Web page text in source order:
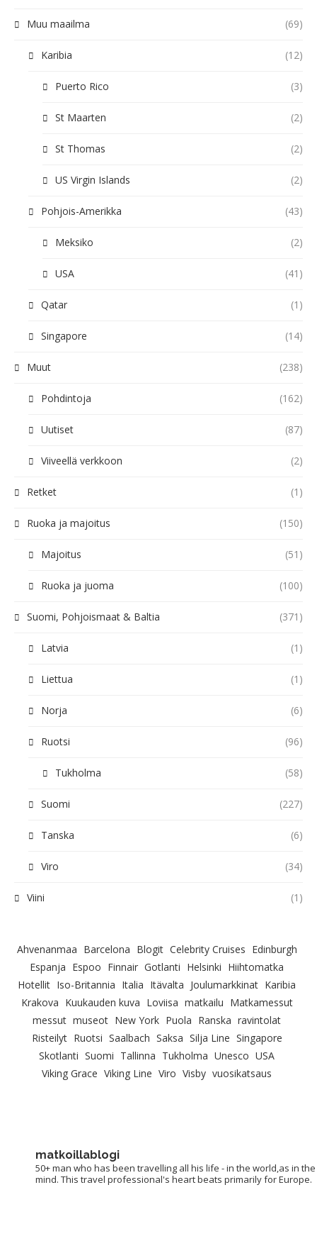
Muu maailma (69)
Karibia (12)
Puerto Rico (3)
St Maarten (2)
St Thomas (2)
US Virgin Islands (2)
Pohjois-Amerikka (43)
Meksiko (2)
USA (41)
Qatar (1)
Singapore (14)
Muut (238)
Pohdintoja (162)
Uutiset (87)
Viiveellä verkkoon (2)
Retket (1)
Ruoka ja majoitus (150)
Majoitus (51)
Ruoka ja juoma (100)
Suomi, Pohjoismaat & Baltia (371)
Latvia (1)
Liettua (1)
Norja (6)
Ruotsi (96)
Tukholma (58)
Suomi (227)
Tanska (6)
Viro (34)
Viini (1)
Ahvenanmaa Barcelona Blogit Celebrity Cruises Edinburgh
Espanja Espoo Finnair Gotlanti Helsinki Hiihtomatka
Hotellit Iso-Britannia Italia Itävalta Joulumarkkinat Karibia
Krakova Kuukauden kuva Loviisa matkailu Matkamessut
messut museot New York Puola Ranska ravintolat
Risteilyt Ruotsi Saalbach Saksa Silja Line Singapore
Skotlanti Suomi Tallinna Tukholma Unesco USA
Viking Grace Viking Line Viro Visby vuosikatsaus
matkoillablogi
50+ man who has been travelling all his life - in the world,as in the
mind. This travel professional's heart beats primarily for Europe.